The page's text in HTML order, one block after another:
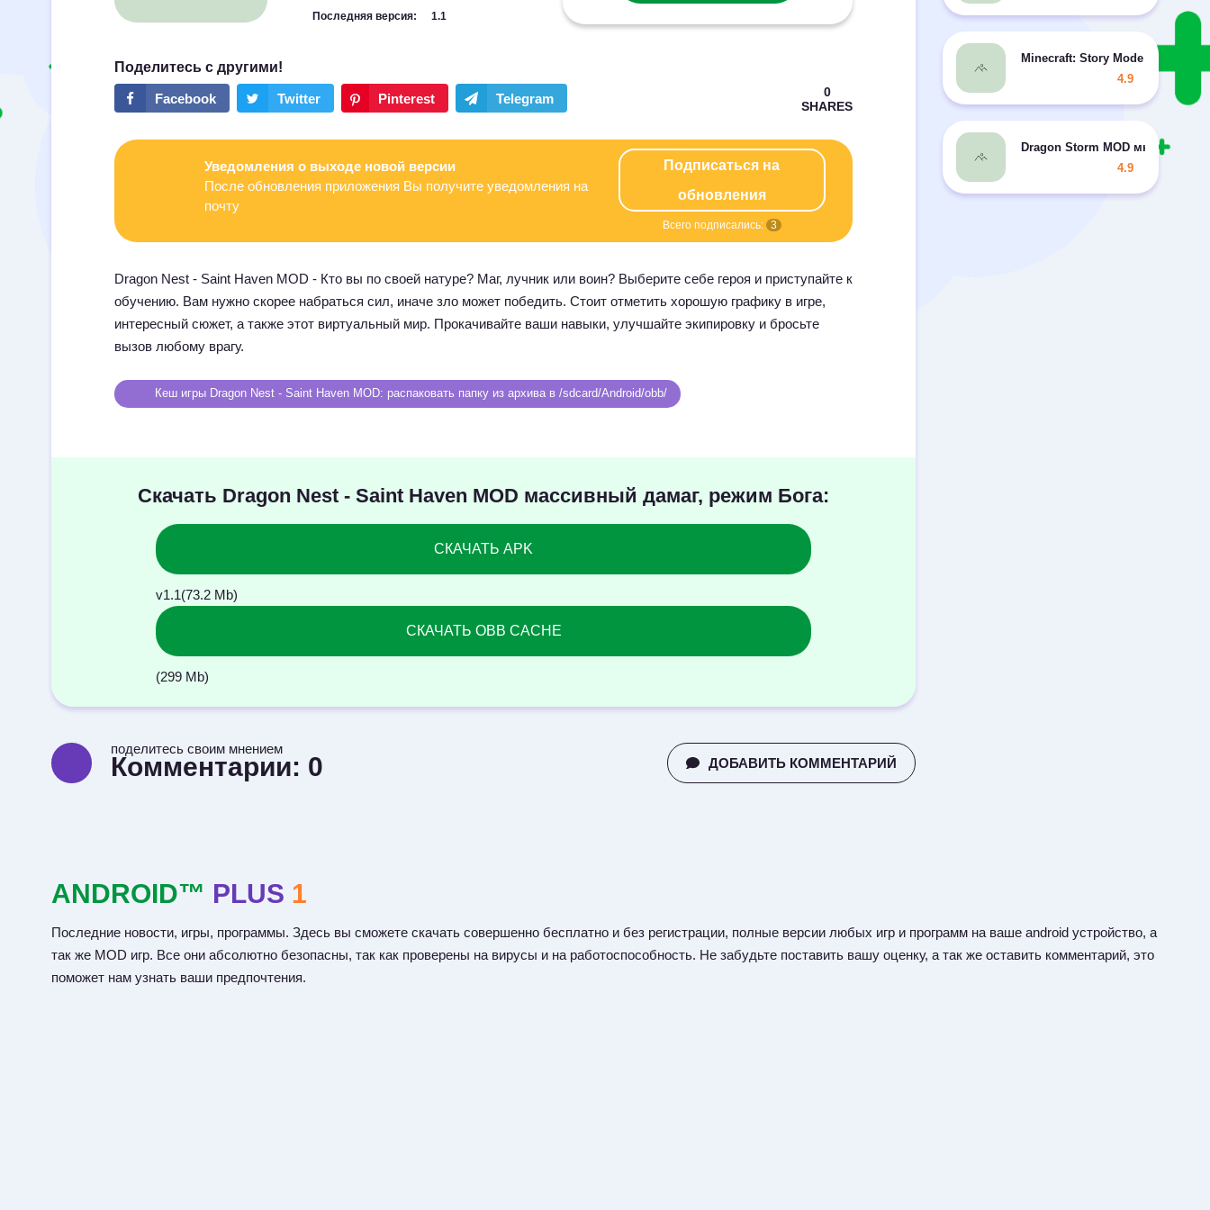
Последняя версия: 1.1
Уведомления о выходе новой версии
После обновления приложения Вы получите уведомления на
почту
Подписаться на
обновления
Всего подписались: 3
Dragon Nest - Saint Haven MOD - Кто вы по своей натуре? Маг, лучник или воин? Выберите себе героя и приступайте к
обучению. Вам нужно скорее набраться сил, иначе зло может победить. Стоит отметить хорошую графику в игре,
интересный сюжет, а также этот виртуальный мир. Прокачивайте ваши навыки, улучшайте экипировку и бросьте
вызов любому врагу.
Кеш игры Dragon Nest - Saint Haven MOD: распаковать папку из архива в /sdcard/Android/obb/
Скачать Dragon Nest - Saint Haven MOD массивный дамаг, режим Бога:
СКАЧАТЬ APK
v1.1(73.2 Mb)
СКАЧАТЬ OBB CACHE
(299 Mb)
поделитесь своим мнением
Комментарии: 0 ДОБАВИТЬ КОММЕНТАРИЙ
Minecraft: Story Mode MOD все
4.9
Dragon Storm MOD много денег
4.9
ANDROID™ PLUS 1
Последние новости, игры, программы. Здесь вы сможете скачать совершенно бесплатно и без регистрации, полные версии любых игр и программ на ваше android устройство, а
так же MOD игр. Все они абсолютно безопасны, так как проверены на вирусы и на работоспособность. Не забудьте поставить вашу оценку, а так же оставить комментарий, это
поможет нам узнать ваши предпочтения.